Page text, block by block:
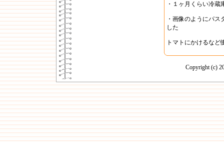
・１ヶ月くらい冷
・画像のようにパ
した
トマトにかけるなど
Copyright (c)